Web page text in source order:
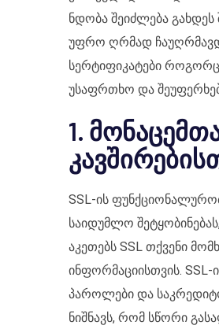
ნდობა შეიძლება
უფრო ღრმად
სერტიფიკატები როგორც
უსაფრთხო და
1.
SSL-ის
საიდუმლო
აკეთებს SSL თქვენი
ინფორმაციისთვის.
პაროლები და
ნიშნავს, რომ სწორი